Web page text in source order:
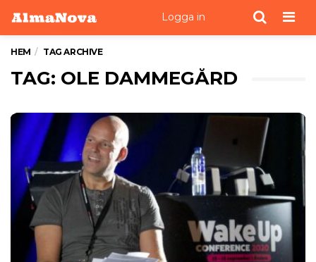
Logga in
HEM TAG ARCHIVE
TAG: OLE DAMMEGÅRD